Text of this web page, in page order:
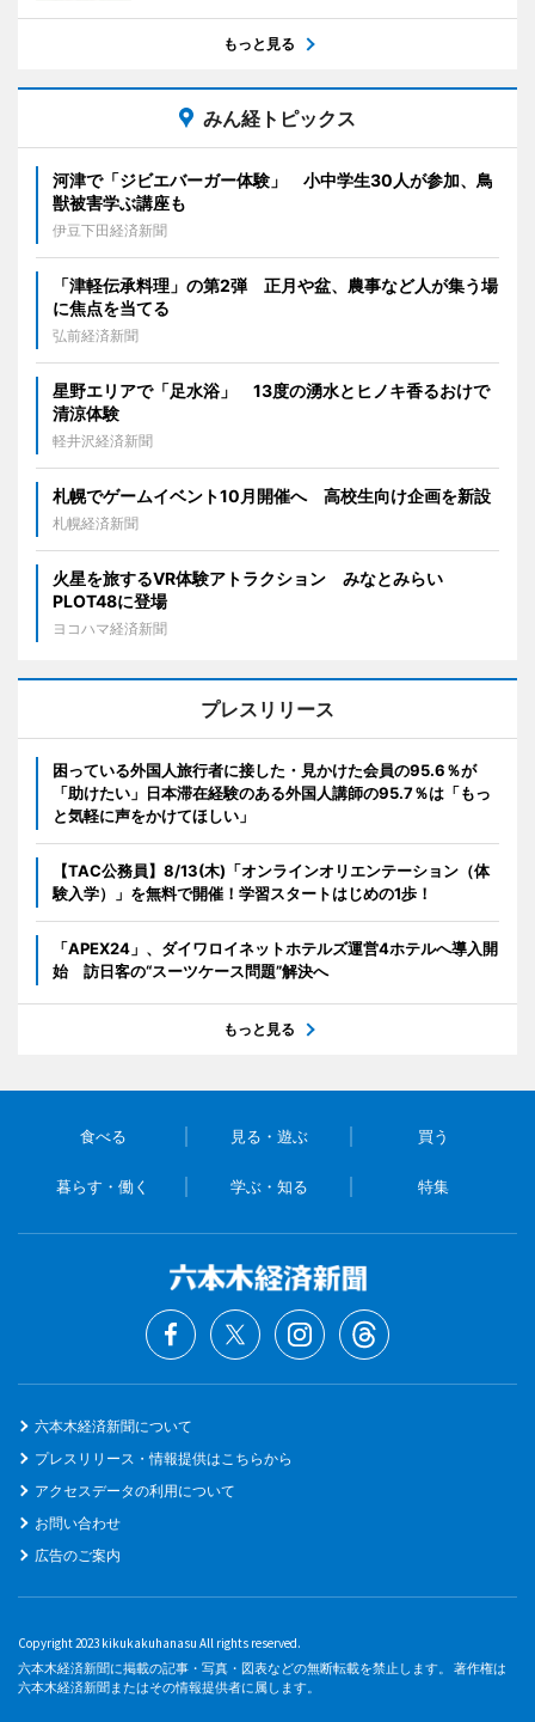
もっと見る
みん経トピックス
河津で「ジビエバーガー体験」 小中学生30人が参加、鳥
獣被害学ぶ講座も
伊豆下田経済新聞
「津軽伝承料理」の第2弾 正月や盆、農事など人が集う場
に焦点を当てる
弘前経済新聞
星野エリアで「足水浴」 13度の湧水とヒノキ香るおけで
清涼体験
軽井沢経済新聞
札幌でゲームイベント10月開催へ 高校生向け企画を新設
札幌経済新聞
火星を旅するVR体験アトラクション みなとみらい
PLOT48に登場
ヨコハマ経済新聞
プレスリリース
困っている外国人旅行者に接した・見かけた会員の95.6％が
「助けたい」日本滞在経験のある外国人講師の95.7％は「もっ
と気軽に声をかけてほしい」
【TAC公務員】8/13(木)「オンラインオリエンテーション（体
験入学）」を無料で開催！学習スタートはじめの1歩！
「APEX24」、ダイワロイネットホテルズ運営4ホテルへ導入開
始 訪日客の“スーツケース問題”解決へ
もっと見る
食べる 見る・遊ぶ 買う
暮らす・働く 学ぶ・知る 特集
六本木経済新聞について
プレスリリース・情報提供はこちらから
アクセスデータの利用について
お問い合わせ
広告のご案内
Copyright 2023 kikukakuhanasu All rights reserved.
六本木経済新聞に掲載の記事・写真・図表などの無断転載を禁止します。 著作権は
六本木経済新聞またはその情報提供者に属します。